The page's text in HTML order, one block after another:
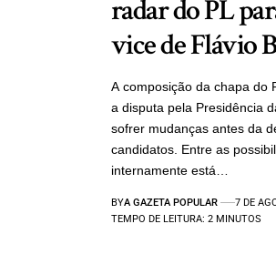
radar do PL
vice de Flávio
A composição da chapa do
a disputa pela Presidência
sofrer mudanças antes da
candidatos. Entre as
internamente está…
BYA GAZETA POPULAR
7 DE
TEMPO DE LEITURA: 2 MINUTOS